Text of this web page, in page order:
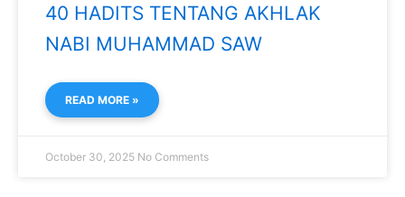
40 HADITS TENTANG AKHLAK
NABI MUHAMMAD SAW
READ MORE »
October 30, 2025 No Comments